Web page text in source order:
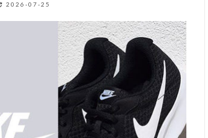
2026-07-25